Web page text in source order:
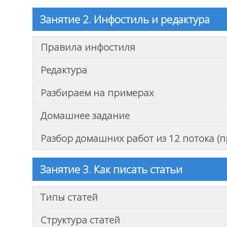
Занятие 2. Инфостиль и редактура
Правила инфостиля
Редактура
Разбираем на примерах
Домашнее задание
Разбор домашних работ из 12 потока
Занятие 3. Как писать статьи
Типы статей
Структура статей